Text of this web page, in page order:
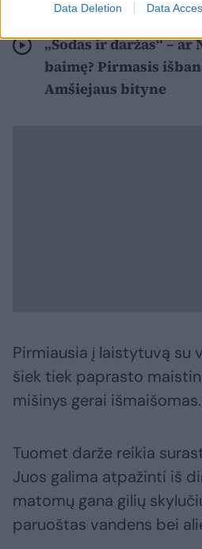
Data Deletion Data
„Sodas ir daržas“ –
baimę? Pirmasis
Amšiejaus bityne
Pirmiausia į laistytuvą su
šiek tiek paprasto
mišinys gerai išmaišomas.
Tuomet darže reikia
Juos galima atpažinti iš
matomų gana gilių
paruoštas vandens bei